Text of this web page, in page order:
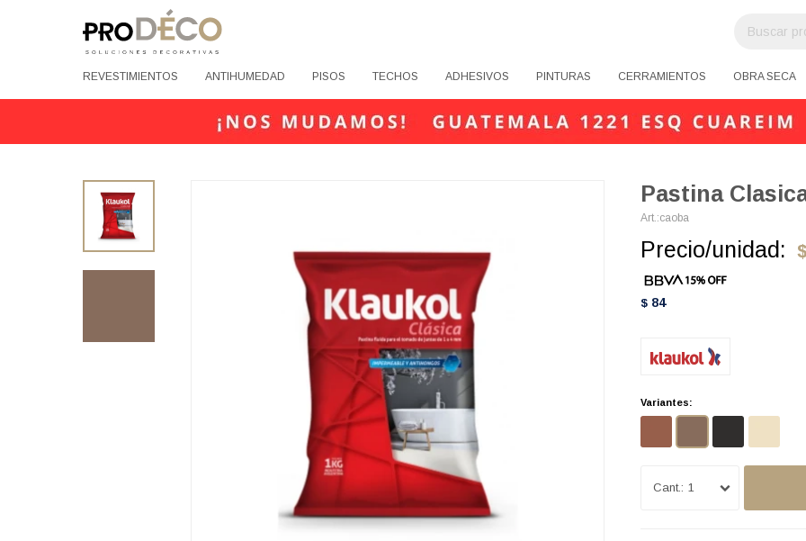
REVESTIMIENTOS ANTIHUMEDAD PISOS TECHOS ADHESIVOS PINTURAS CERRAMIENTOS OBRA SECA
Pastina
caoba
Precio/unidad: $
$ 84
Variantes:
1